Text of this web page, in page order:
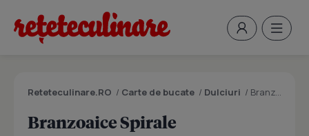
Reteteculinare.RO / Carte de bucate / Dulciuri / Branzoaice Spirale
Branzoaice Spirale